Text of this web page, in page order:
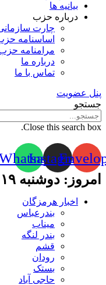
بیانیه ها
درباره حزب
چارت
اساسنامه
مرامنامه
درباره ما
تماس با ما
پنل عضویت
جستجو
Close this search box.
Instagram
امروز: دوشنبه ۱۹ مرداد ۱۴۰۵
اخبار هرمزگان
بندرعباس
میناب
بندر لنگه
قشم
رودان
بستک
حاجی آباد